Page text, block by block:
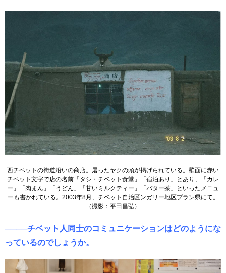
西チベットの街道沿いの商店。屠ったヤクの頭が掲げられている。壁面に赤い
チベット文字で店の名前「タシ・チベット食堂」「宿泊あり」とあり、「カレ
ー」「肉まん」「うどん」「甘いミルクティー」「バター茶」といったメニュ
ーも書かれている。2003年8月、チベット自治区ンガリー地区プラン県にて。
（撮影：平田昌弘）
────チベット人同士のコミュニケーションはどのようにな
っているのでしょうか。